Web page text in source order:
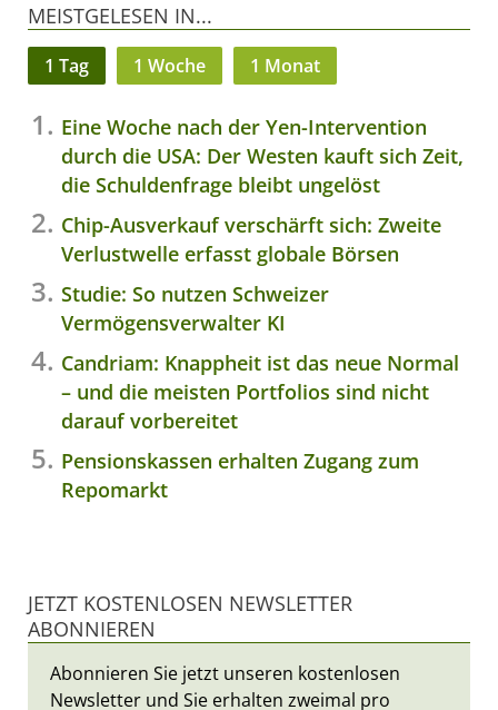
MEISTGELESEN IN...
1 Tag 1 Woche 1 Monat
Eine Woche nach der Yen-Intervention
durch die USA: Der Westen kauft sich Zeit,
die Schuldenfrage bleibt ungelöst
Chip-Ausverkauf verschärft sich: Zweite
Verlustwelle erfasst globale Börsen
Studie: So nutzen Schweizer
Vermögensverwalter KI
Candriam: Knappheit ist das neue Normal
– und die meisten Portfolios sind nicht
darauf vorbereitet
Pensionskassen erhalten Zugang zum
Repomarkt
JETZT KOSTENLOSEN NEWSLETTER
ABONNIEREN
Abonnieren Sie jetzt unseren kostenlosen
Newsletter und Sie erhalten zweimal pro